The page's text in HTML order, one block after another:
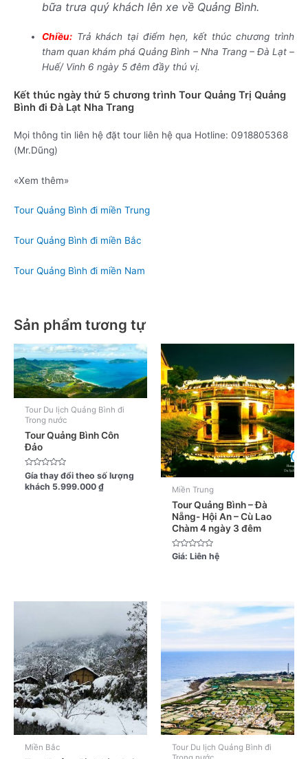
bữa trưa quý khách lên xe về Quảng Bình.
Chiều: Trả khách tại điểm hẹn, kết thúc chương trình
tham quan khám phá Quảng Bình – Nha Trang – Đà Lạt –
Huế/ Vinh 6 ngày 5 đêm đầy thú vị.
Kết thúc ngày thứ 5 chương trình Tour Quảng Trị Quảng
Bình đi Đà Lạt Nha Trang
Mọi thông tin liên hệ đặt tour liên hệ qua Hotline: 0918805368
(Mr.Dũng)
«Xem thêm»
Tour Quảng Bình đi miền Trung
Tour Quảng Bình đi miền Bắc
Tour Quảng Bình đi miền Nam
Sản phẩm tương tự
Tour Du lịch Quảng Bình đi
Trong nước
Tour Quảng Bình Côn
Đảo
Được
xếp
hạng
Gía thay đổi theo số lượng
khách 5.999.000₫ Miền Trung
Tour Quảng Bình – Đà
Nẵng- Hội An – Cù Lao
Chàm 4 ngày 3 đêm
Được
Giá: Liên hệ
Miền Bắc
Tour Du lịch Quảng Bình đi